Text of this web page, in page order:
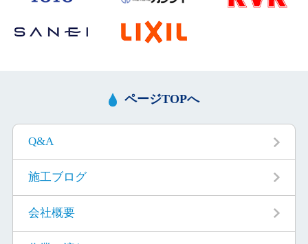
ページTOPへ
Q&A
施工ブログ
会社概要